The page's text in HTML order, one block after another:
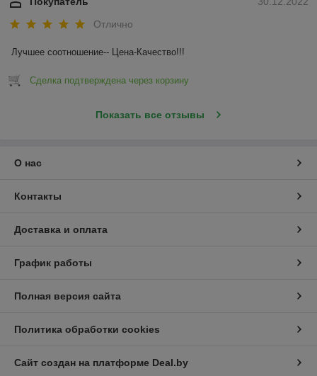
Отлично
Лучшее соотношение-- Цена-Качество!!!
Сделка подтверждена через корзину
Показать все отзывы
О нас
Контакты
Доставка и оплата
График работы
Полная версия сайта
Политика обработки cookies
Сайт создан на платформе Deal.by